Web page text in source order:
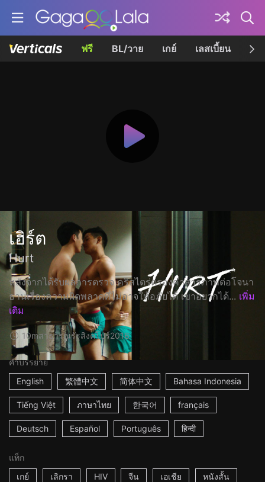
ฟรี BL/วาย เกย์ เลสเบี้ยน เค
เฮิร์ต
Hurt
หลังจากได้รับผลการตรวจ คริสไตร่ตรองคำสารภาพต่อโจนา
ธานเรื่องความผิดพลาดที่ไม่อาจให้อภัยได้ เขาอยากได้... เพิ่ม
เติม
10mสาธารณรัฐสิงคโปร์2016
คำบรรยาย
English
繁體中文 简体中文 Bahasa Indonesia
Tiếng Việt ภาษาไทย 한국어 français
Deutsch Español Português हिन्दी
แท็ก
เกย์
เลิกรา HIV จีน เอเชีย หนังสั้น